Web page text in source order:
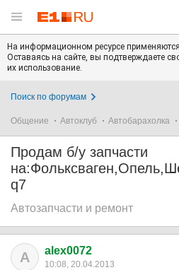
На информационном ресурсе
Оставаясь на сайте, вы подтверждаете
их использование.
Поиск по форумам
Общение Автоклуб Автобарахолка
Продам б/у запчасти
q7
Автозапчасти и ремонт
A alex0072
10:08, 20.04.2013